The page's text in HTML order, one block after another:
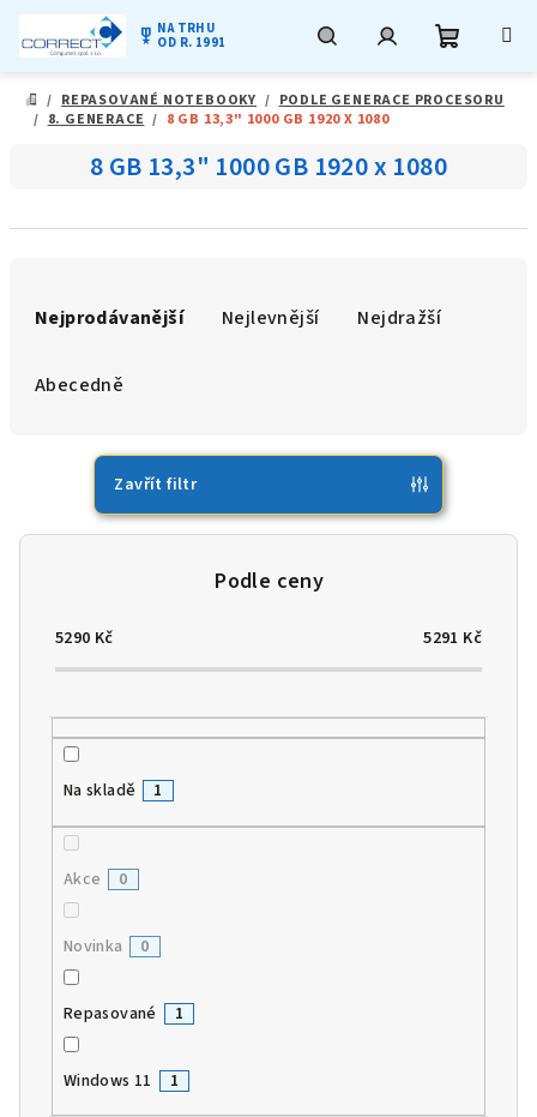
obsah
military_tech NA TRHU
OD R. 1991
DOMŮ
/ REPASOVANÉ NOTEBOOKY / PODLE GENERACE PROCESORU
/ 8. GENERACE / 8 GB 13,3" 1000 GB 1920 X 1080
8 GB 13,3" 1000 GB 1920 x 1080
Nejprodávanější Nejlevnější Nejdražší
Abecedně
Zavřít filtr
5290 Kč 5291 Kč
Na skladě 1
Akce 0
Novinka 0
Repasované 1
Windows 11 1